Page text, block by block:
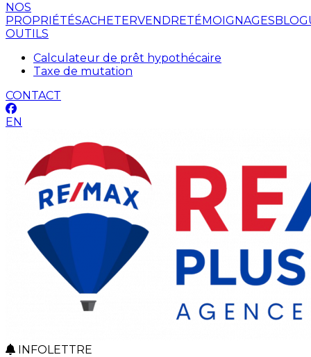
NOS
PROPRIÉTÉSACHETERVENDRETÉMOIGNAGES
OUTILS
Calculateur de prêt hypothécaire
Taxe de mutation
CONTACT
EN
INFOLETTRE